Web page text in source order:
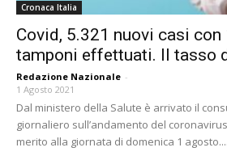
Cronaca Italia
Covid, 5.321 nuovi casi con
tamponi effettuati. Il tasso
Redazione Nazionale -
1 Agosto 2021
Dal ministero della Salute è arrivato il
giornaliero sull’andamento del
merito alla giornata di domenica 1 agosto....